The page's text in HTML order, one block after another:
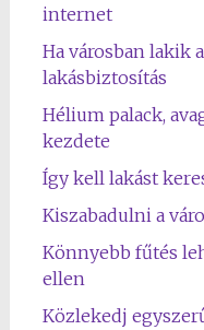
internet
Ha városban lakik
lakásbiztosítás
Hélium palack,
kezdete
Így kell lakást
Kiszabadulni a
Könnyebb fűtés
ellen
Közlekedj